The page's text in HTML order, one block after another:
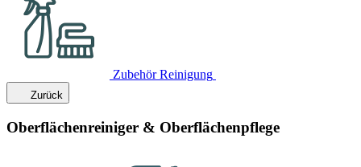
Zubehör Reinigung
Zurück
Oberflächenreiniger & Oberflächenpflege